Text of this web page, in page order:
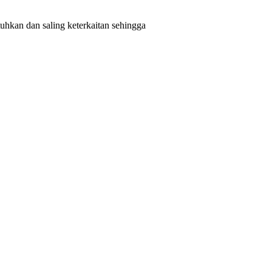
dan saling keterkaitan sehingga